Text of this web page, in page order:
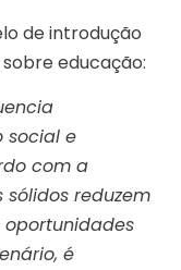
de introdução
educação:
social e
com a
sólidos reduzem
é